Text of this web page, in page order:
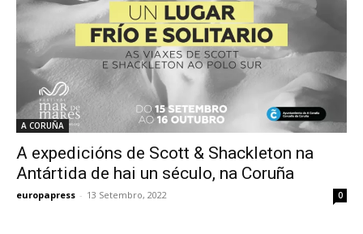
A CORUÑA
A expedicións de Scott & Shackleton na
Antártida de hai un século, na Coruña
europapress - 13 Setembro, 2022 0